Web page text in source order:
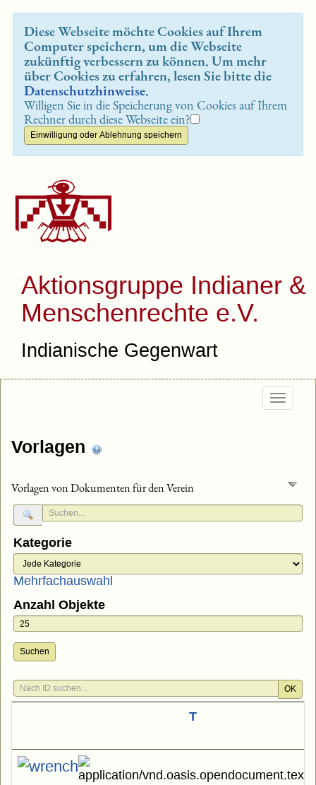
Diese Webseite möchte Cookies auf Ihrem
Computer speichern, um die Webseite
zukünftig verbessern zu können. Um mehr
über Cookies zu erfahren, lesen Sie bitte die
Datenschutzhinweise.
Willigen Sie in die Speicherung von Cookies auf Ihrem
Rechner durch diese Webseite ein?
Aktionsgruppe Indianer &
Menschenrechte e.V.
Indianische Gegenwart
Vorlagen
Vorlagen von Dokumenten für den Verein
Kategorie
Mehrfachauswahl
Anzahl Objekte
Suchen
OK
T